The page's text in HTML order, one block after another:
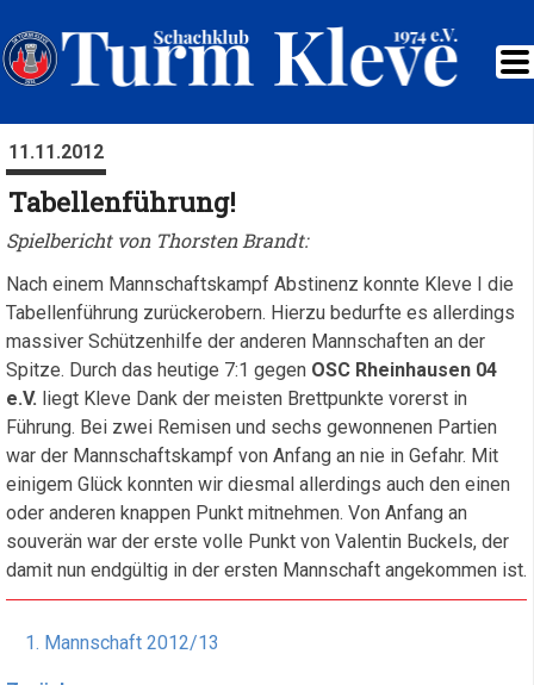
11.11.2012
Tabellenführung!
Spielbericht von Thorsten Brandt:
Nach einem Mannschaftskampf Abstinenz konnte Kleve I die
Tabellenführung zurückerobern. Hierzu bedurfte es allerdings
massiver Schützenhilfe der anderen Mannschaften an der
Spitze. Durch das heutige 7:1 gegen OSC Rheinhausen 04
e.V. liegt Kleve Dank der meisten Brettpunkte vorerst in
Führung. Bei zwei Remisen und sechs gewonnenen Partien
war der Mannschaftskampf von Anfang an nie in Gefahr. Mit
einigem Glück konnten wir diesmal allerdings auch den einen
oder anderen knappen Punkt mitnehmen. Von Anfang an
souverän war der erste volle Punkt von Valentin Buckels, der
damit nun endgültig in der ersten Mannschaft angekommen ist.
1. Mannschaft 2012/13